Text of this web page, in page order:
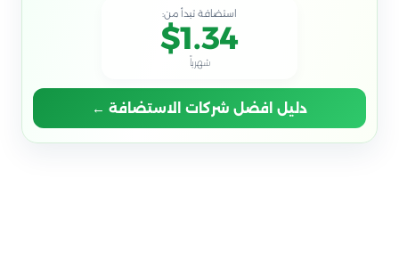
استضافة تبدأ من:
$1.34
شهرياً
دليل افضل شركات الاستضافة ←